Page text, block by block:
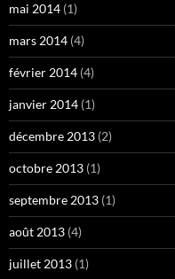
mai 2014 (1)
mars 2014 (4)
février 2014 (4)
janvier 2014 (1)
décembre 2013 (2)
octobre 2013 (1)
septembre 2013 (1)
août 2013 (4)
juillet 2013 (1)